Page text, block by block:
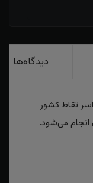
دیدگاه‌ها
تقاط کشور
می‌شود.